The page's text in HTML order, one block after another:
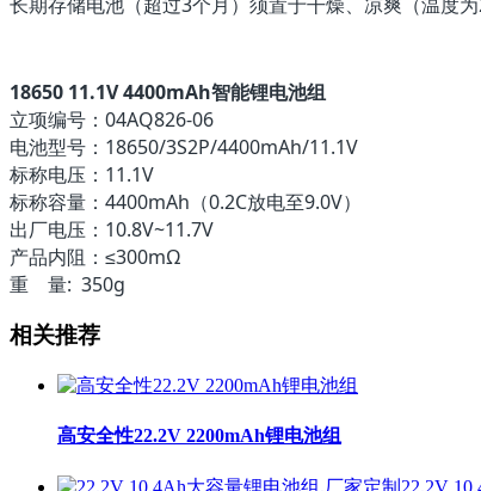
18650 11.1V 4400mAh智能锂电池组
立项编号：04AQ826-06
电池型号：18650/3S2P/4400mAh/11.1V
标称电压：11.1V
标称容量：4400mAh（0.2C放电至9.0V）
出厂电压：10.8V~11.7V
产品内阻：≤300mΩ
重 量: 350g
相关推荐
高安全性22.2V 2200mAh锂电池组